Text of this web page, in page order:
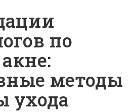
по
методы
ухода